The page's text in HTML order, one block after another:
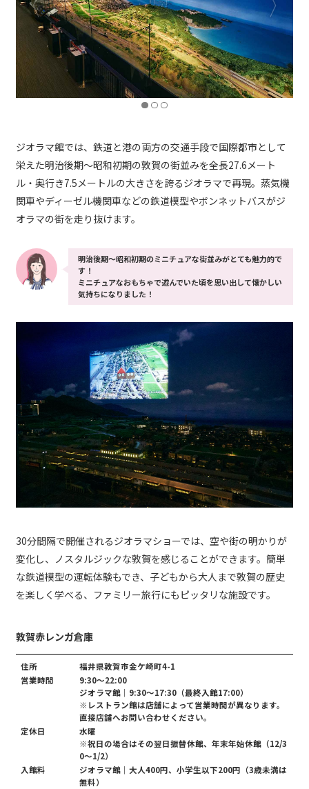
ジオラマ館では、鉄道と港の両方の交通手段で国際都市として
栄えた明治後期〜昭和初期の敦賀の街並みを全長27.6メート
ル・奥行き7.5メートルの大きさを誇るジオラマで再現。蒸気機
関車やディーゼル機関車などの鉄道模型やボンネットバスがジ
オラマの街を走り抜けます。
明治後期〜昭和初期のミニチュアな街並みがとても魅力的で
す！
ミニチュアなおもちゃで遊んでいた頃を思い出して懐かしい
気持ちになりました！
30分間隔で開催されるジオラマショーでは、空や街の明かりが
変化し、ノスタルジックな敦賀を感じることができます。簡単
な鉄道模型の運転体験もでき、子どもから大人まで敦賀の歴史
を楽しく学べる、ファミリー旅行にもピッタリな施設です。
敦賀赤レンガ倉庫
住所
福井県敦賀市金ケ崎町4-1
営業時間
9:30〜22:00
ジオラマ館｜9:30〜17:30（最終入館17:00）
※レストラン館は店舗によって営業時間が異なります。
直接店舗へお問い合わせください。
定休日
水曜
※祝日の場合はその翌日振替休館、年末年始休館（12/3
0〜1/2）
入館料
ジオラマ館｜大人400円、小学生以下200円（3歳未満は
無料）